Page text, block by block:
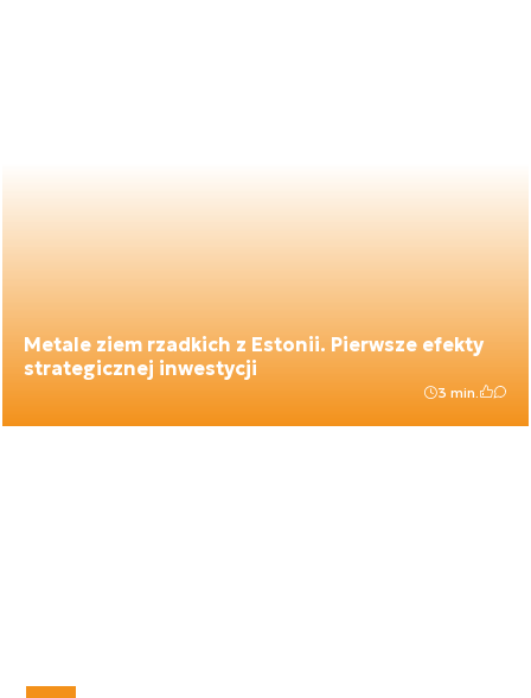
Metale ziem rzadkich z Estonii. Pierwsze efekty
strategicznej inwestycji
3 min.